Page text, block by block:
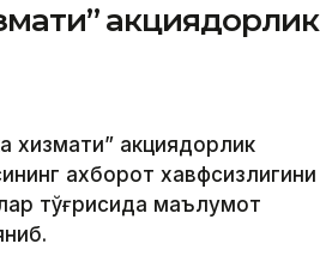
акциядорлик
хизмати” акциядорлик
ахборот хавфсизлигини
тўғрисида маълумот